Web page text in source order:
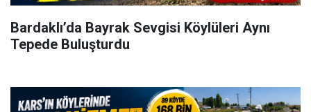
Bardaklı’da Bayrak Sevgisi Köylüleri Aynı
Tepede Buluşturdu